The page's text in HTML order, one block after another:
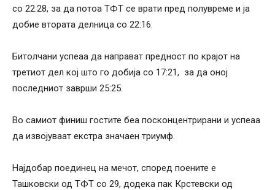
со 22:28, за да потоа ТФТ се врати пред полувреме и ја
добие втората делница со 22:16.
Битолчани успеаа да направат предност по крајот на
третиот дел кој што го добија со 17:21, за да оној
последниот заврши 25:25.
Во самиот финиш гостите беа посконцентрирани и успеаа
да извојуваат екстра значаен триумф.
Најдобар поединец на мечот, според поените е
Ташковски од ТФТ со 29, додека пак Крстевски од